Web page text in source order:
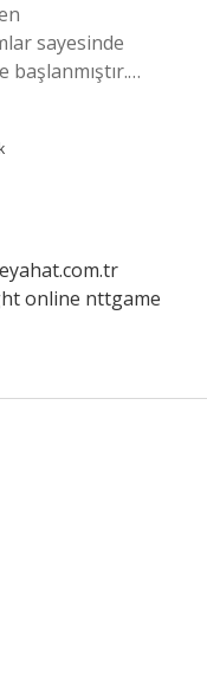
sayesinde
başlanmıştır.…
online nttgame